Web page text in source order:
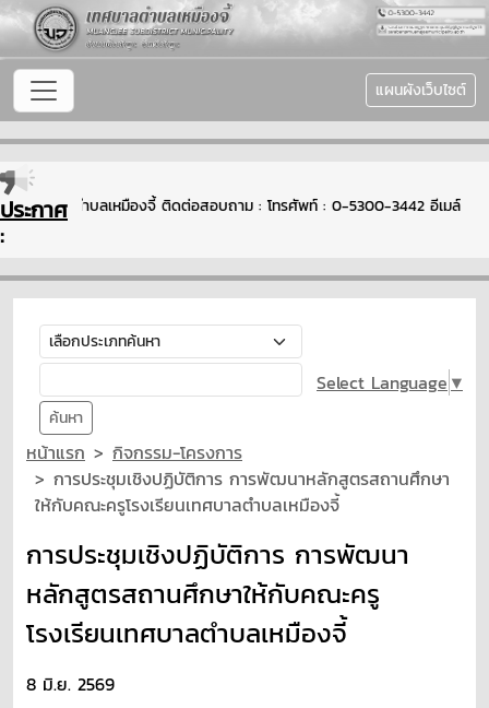
แผนผังเว็บไซต์
ประกาศ
:
สู่เทศบาลตำบลเหมืองจี้ ติดต่อสอบถาม : โทรศัพท์ : 0-5300-3442 อีเมล์ :
ค้นหา
Select Language ▼
หน้าแรก
กิจกรรม-โครงการ
การประชุมเชิงปฏิบัติการ การพัฒนาหลักสูตรสถานศึกษา
ให้กับคณะครูโรงเรียนเทศบาลตำบลเหมืองจี้
การประชุมเชิงปฏิบัติการ การพัฒนา
หลักสูตรสถานศึกษาให้กับคณะครู
โรงเรียนเทศบาลตำบลเหมืองจี้
8 มิ.ย. 2569